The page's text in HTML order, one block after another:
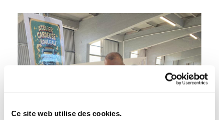
Ce site web utilise des cookies.